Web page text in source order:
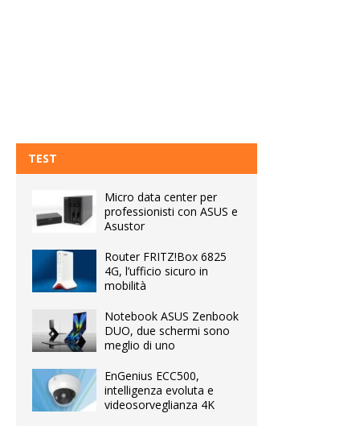
TEST
Micro data center per
professionisti con ASUS e
Asustor
Router FRITZ!Box 6825
4G, l’ufficio sicuro in
mobilità
Notebook ASUS Zenbook
DUO, due schermi sono
meglio di uno
EnGenius ECC500,
intelligenza evoluta e
videosorveglianza 4K